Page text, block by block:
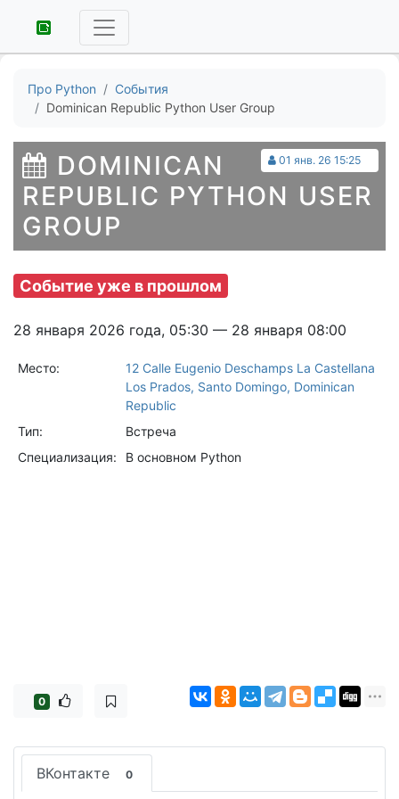
Про Python
События
Dominican Republic Python User Group
01 янв. 26 15:25
DOMINICAN
REPUBLIC PYTHON USER
GROUP
Событие уже в прошлом
28 января 2026 года, 05:30 — 28 января 08:00
Место:
12 Calle Eugenio Deschamps La Castellana
Los Prados, Santo Domingo, Dominican
Republic
Тип:
Встреча
Специализация:
В основном Python
0
ВКонтакте 0